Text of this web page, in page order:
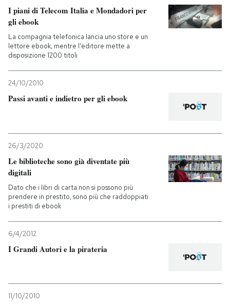
I MIEI PREFERITI
SHOP
CALENDARIO
Entra
I piani di Telecom Italia e Mondadori per
gli ebook
La compagnia telefonica lancia uno store e un
lettore ebook, mentre l'editore mette a
disposizione 1200 titoli
24/10/2010
Passi avanti e indietro per gli ebook
26/3/2020
Le biblioteche sono già diventate più
digitali
Dato che i libri di carta non si possono più
prendere in prestito, sono più che raddoppiati
i prestiti di ebook
6/4/2012
I Grandi Autori e la pirateria
11/10/2010